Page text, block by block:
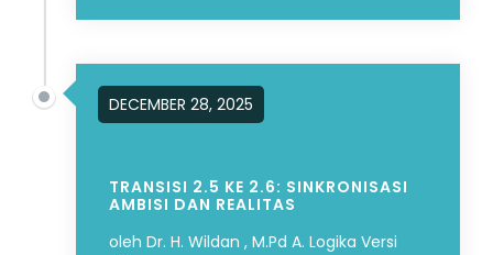
DECEMBER 28, 2025
TRANSISI 2.5 KE 2.6: SINKRONISASI
AMBISI DAN REALITAS
oleh Dr. H. Wildan , M.Pd A. Logika Versi